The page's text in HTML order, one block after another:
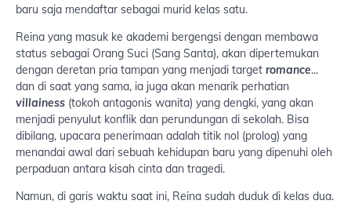
baru saja mendaftar sebagai murid kelas satu.
Reina yang masuk ke akademi bergengsi dengan membawa
status sebagai Orang Suci (Sang Santa), akan dipertemukan
dengan deretan pria tampan yang menjadi target romance...
dan di saat yang sama, ia juga akan menarik perhatian
villainess (tokoh antagonis wanita) yang dengki, yang akan
menjadi penyulut konflik dan perundungan di sekolah. Bisa
dibilang, upacara penerimaan adalah titik nol (prolog) yang
menandai awal dari sebuah kehidupan baru yang dipenuhi oleh
perpaduan antara kisah cinta dan tragedi.
Namun, di garis waktu saat ini, Reina sudah duduk di kelas dua.